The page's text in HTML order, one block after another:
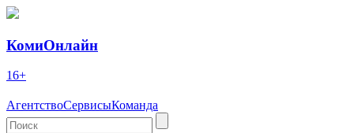
КомиОнлайн
16+
АгентствоСервисыКоманда